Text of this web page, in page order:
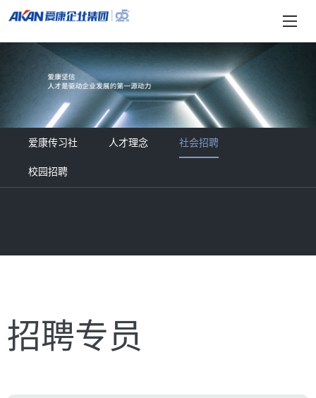
爱康传习社 人才理念 社会招聘
校园招聘
招聘专员